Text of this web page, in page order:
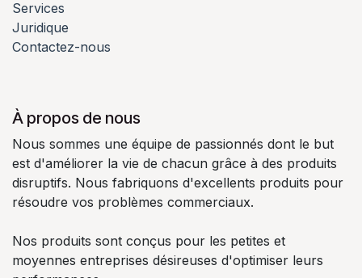
Services
Juridique
Contactez-nous
À propos de nous
Nous sommes une équipe de passionnés dont le but
est d'améliorer la vie de chacun grâce à des produits
disruptifs. Nous fabriquons d'excellents produits pour
résoudre vos problèmes commerciaux.
Nos produits sont conçus pour les petites et
moyennes entreprises désireuses d'optimiser leurs